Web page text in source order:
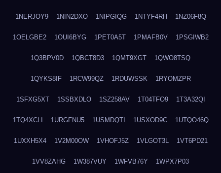
1NERJOY9 1NIN2DXO 1NIPGIQG 1NTYF4RH 1NZ06F8Q
1OELGBE2 1OUI6BYG 1PET0A5T 1PMAFB0V 1PSGIWB2
1Q3BPV0D 1QBCT8D3 1QMT9XGT 1QWO8TSQ
1QYKS8IF 1RCW99QZ 1RDUWSSK 1RYOMZPR
1SFXG5XT 1SSBXDLO 1SZ258AV 1T04TFO9 1T3A32QI
1TQ4XCLI 1URGFNU5 1USMDQTI 1USXOD9C 1UTQO46Q
1UXXH5X4 1V2M00OW 1VHOFJ5Z 1VLGOT3L 1VT6PD21
1VV8ZAHG 1W387VUY 1WFVB76Y 1WPX7P03